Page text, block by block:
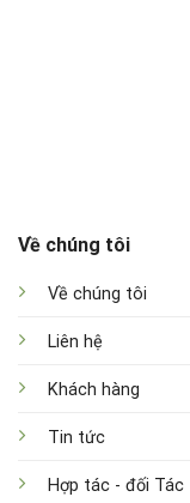
Về chúng tôi
Về chúng tôi
Liên hệ
Khách hàng
Tin tức
Hợp tác - đối Tác